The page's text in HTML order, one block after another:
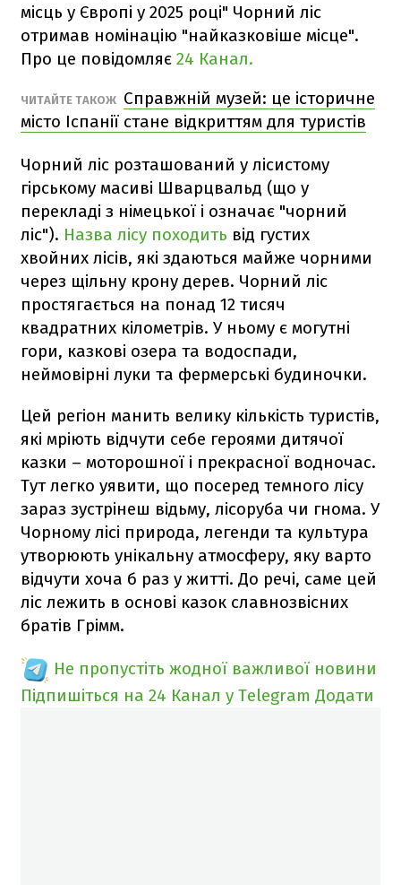
місць у Європі у 2025 році" Чорний ліс
отримав номінацію "найказковіше місце".
Про це повідомляє 24 Канал.
ЧИТАЙТЕ ТАКОЖ Справжній музей: це історичне
місто Іспанії стане відкриттям для туристів
Чорний ліс розташований у лісистому
гірському масиві Шварцвальд (що у
перекладі з німецької і означає "чорний
ліс"). Назва лісу походить від густих
хвойних лісів, які здаються майже чорними
через щільну крону дерев. Чорний ліс
простягається на понад 12 тисяч
квадратних кілометрів. У ньому є могутні
гори, казкові озера та водоспади,
неймовірні луки та фермерські будиночки.
Цей регіон манить велику кількість туристів,
які мріють відчути себе героями дитячої
казки – моторошної і прекрасної водночас.
Тут легко уявити, що посеред темного лісу
зараз зустрінеш відьму, лісоруба чи гнома. У
Чорному лісі природа, легенди та культура
утворюють унікальну атмосферу, яку варто
відчути хоча б раз у житті. До речі, саме цей
ліс лежить в основі казок славнозвісних
братів Грімм.
Не пропустіть жодної важливої новини
Підпишіться на 24 Канал у Telegram Додати